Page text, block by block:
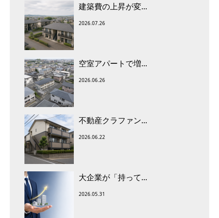
建築費の上昇が変...
2026.07.26
空室アパートで増...
2026.06.26
不動産クラファン...
2026.06.22
大企業が「持って...
2026.05.31